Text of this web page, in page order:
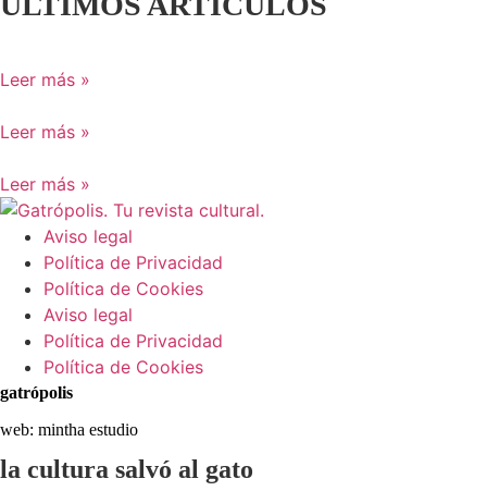
Leer más »
Leer más »
Leer más »
Aviso legal
Política de Privacidad
Política de Cookies
Aviso legal
Política de Privacidad
Política de Cookies
gatrópolis
web: mintha estudio
la cultura salvó al gato